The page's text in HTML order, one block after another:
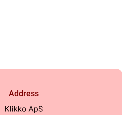
Address